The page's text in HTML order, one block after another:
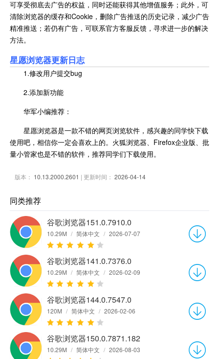
可享受彻底去广告的权益，同时还能获得其他增值服务；此外，可
清除浏览器的缓存和Cookie，删除广告推送的历史记录，减少广告
精准推送；若仍有广告，可联系官方客服反馈，寻求进一步的解决
方法。
星愿浏览器更新日志
1.修改用户提交bug
2.添加新功能
华军小编推荐：
星愿浏览器是一款不错的网页浏览软件，感兴趣的同学快下载
使用吧，相信你一定会喜欢上的。火狐浏览器、Firefox企业版、批
量小管家也是不错的软件，推荐同学们下载使用。
版本： 10.13.2000.2601 | 更新时间： 2026-04-14
同类推荐
谷歌浏览器151.0.7910.0
10.29M / 简体中文 / 2026-07-07
谷歌浏览器141.0.7376.0
10.29M / 简体中文 / 2026-02-09
谷歌浏览器144.0.7547.0
120M / 简体中文 / 2026-02-06
谷歌浏览器150.0.7871.182
10.29M / 简体中文 / 2026-08-03